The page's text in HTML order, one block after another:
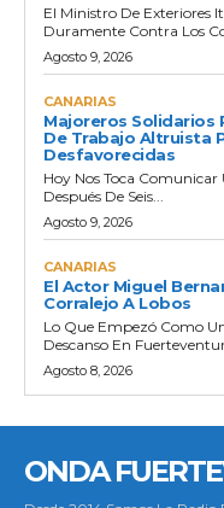
El Ministro De Exteriores
Duramente Contra Los
Agosto 9, 2026
CANARIAS
Majoreros Solidarios
De Trabajo Altruista
Desfavorecidas
Hoy Nos Toca Comunicar
Después De Seis...
Agosto 9, 2026
CANARIAS
El Actor Miguel
Corralejo A Lobos
Lo Que Empezó Como
Descanso En
Agosto 8, 2026
ONDA